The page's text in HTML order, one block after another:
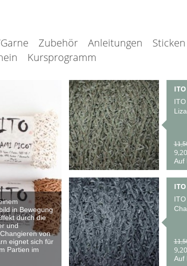
Zubehör Anleitungen Sticken
Kursprogramm
in Bewegung
durch die
und
von
eignet sich für
Partien im
Auf
Auf